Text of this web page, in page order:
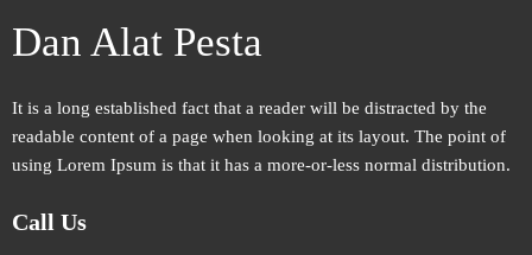
Dan Alat Pesta
It is a long established fact that a reader will be distracted by the
readable content of a page when looking at its layout. The point of
using Lorem Ipsum is that it has a more-or-less normal distribution.
Call Us